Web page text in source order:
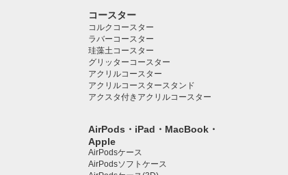
コースター
コルクコースター
ラバーコースター
珪藻土コースター
グリッターコースター
アクリルコースター
アクリルコースタースタンド
アクスタ付きアクリルコースター
AirPods・iPad・MacBook・
Apple
AirPodsケース
AirPodsソフトケース